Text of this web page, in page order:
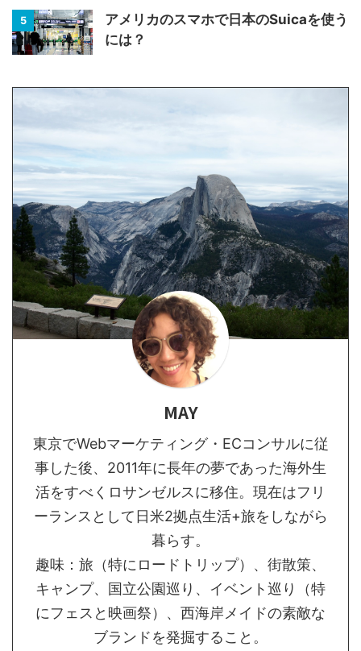
5
アメリカのスマホで日本のSuicaを使う
には？
MAY
東京でWebマーケティング・ECコンサルに従
事した後、2011年に長年の夢であった海外生
活をすべくロサンゼルスに移住。現在はフリ
ーランスとして日米2拠点生活+旅をしながら
暮らす。
趣味：旅（特にロードトリップ）、街散策、
キャンプ、国立公園巡り、イベント巡り（特
にフェスと映画祭）、西海岸メイドの素敵な
ブランドを発掘すること。